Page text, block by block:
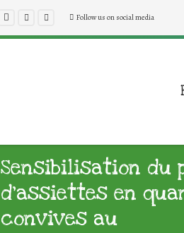
Follow us on social media
Sensibilisation du
d’assiettes en
convives au